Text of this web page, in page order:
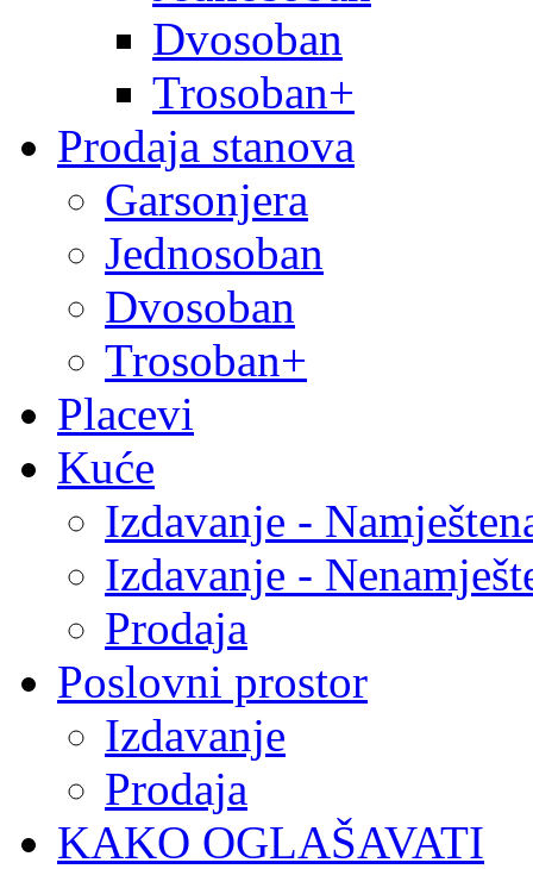
Dvosoban
Trosoban+
Prodaja stanova
Garsonjera
Jednosoban
Dvosoban
Trosoban+
Placevi
Kuće
Izdavanje -
Izdavanje -
Prodaja
Poslovni prostor
Izdavanje
Prodaja
KAKO OGLAŠAVATI